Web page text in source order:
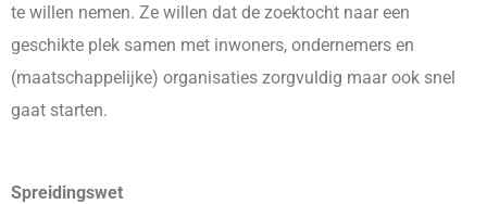
te willen nemen. Ze willen dat de zoektocht naar een
geschikte plek samen met inwoners, ondernemers en
(maatschappelijke) organisaties zorgvuldig maar ook snel
gaat starten.
Spreidingswet